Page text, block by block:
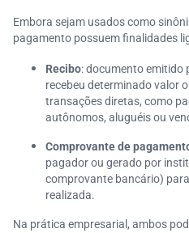
Embora sejam usados como
pagamento possuem finalidades
Recibo: documento emitido
recebeu determinado valor
transações diretas, como
autônomos, aluguéis ou
Comprovante de
pagador ou gerado por
comprovante bancário)
realizada.
Na prática empresarial, ambos